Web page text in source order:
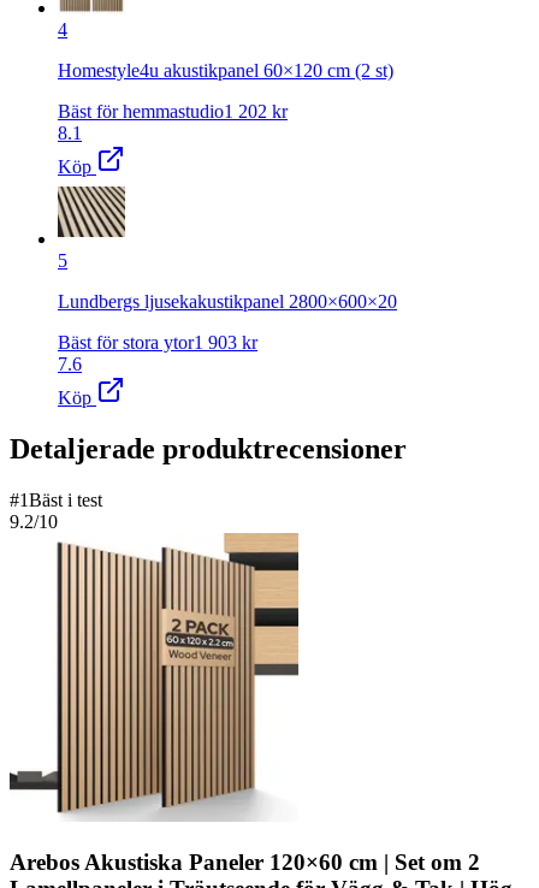
4
Homestyle4u akustikpanel 60×120 cm (2 st)
Bäst för hemmastudio1 202 kr
8.1
Köp
5
Lundbergs ljusekakustikpanel 2800×600×20
Bäst för stora ytor1 903 kr
7.6
Köp
Detaljerade produktrecensioner
#1Bäst i test
9.2/10
Arebos Akustiska Paneler 120×60 cm | Set om 2